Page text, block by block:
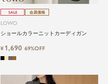
SALE 会員価格
LOWO
ショールカラーニットカーディガン
¥ 1,690 69%OFF